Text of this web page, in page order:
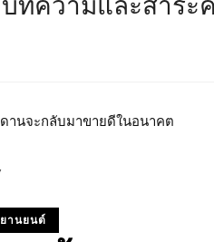
บทความและสาระ
านจะกลับมาขายดีในอนาคต
านยนต์